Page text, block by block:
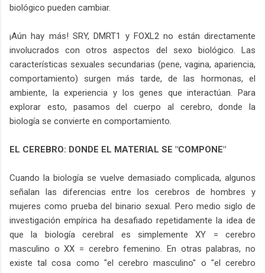
biológico pueden cambiar.
¡Aún hay más! SRY, DMRT1 y FOXL2 no están directamente
involucrados con otros aspectos del sexo biológico. Las
características sexuales secundarias (pene, vagina, apariencia,
comportamiento) surgen más tarde, de las hormonas, el
ambiente, la experiencia y los genes que interactúan. Para
explorar esto, pasamos del cuerpo al cerebro, donde la
biología se convierte en comportamiento.
EL CEREBRO: DONDE EL MATERIAL SE "COMPONE"
Cuando la biología se vuelve demasiado complicada, algunos
señalan las diferencias entre los cerebros de hombres y
mujeres como prueba del binario sexual. Pero medio siglo de
investigación empírica ha desafiado repetidamente la idea de
que la biología cerebral es simplemente XY = cerebro
masculino o XX = cerebro femenino. En otras palabras, no
existe tal cosa como "el cerebro masculino" o "el cerebro